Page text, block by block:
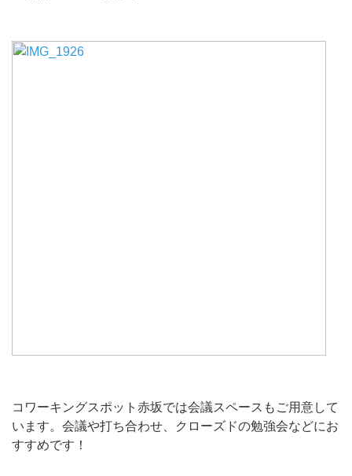
コワーキングスポット赤坂では会議スペースもご用意して
います。会議や打ち合わせ、クローズドの勉強会などにお
すすめです！